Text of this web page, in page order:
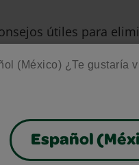
(México) ¿Te gustaría
Español
útiles para
materiales de